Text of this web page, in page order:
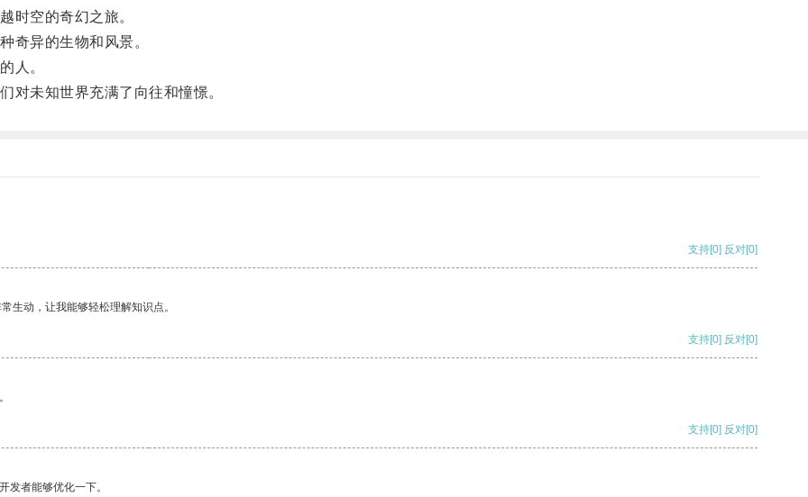
空的奇幻之旅。
异的生物和风景。
人。
未知世界充满了向往和憧憬。
支持[0] 反对[0]
生动，让我能够轻松理解知识点。
支持[0] 反对[0]
支持[0] 反对[0]
发者能够优化一下。